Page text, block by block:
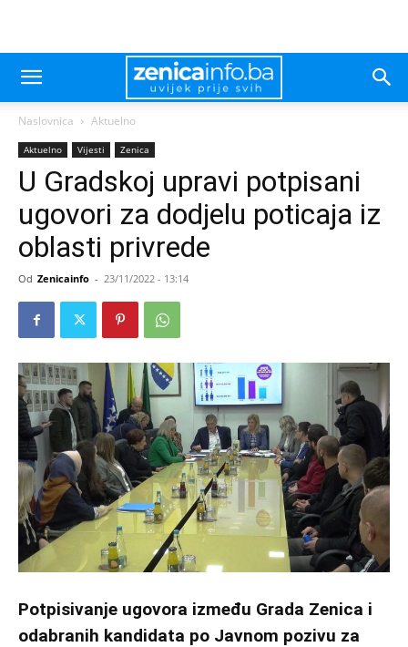
Naslovnica Aktuelno
Aktuelno Vijesti Zenica
U Gradskoj upravi potpisani
ugovori za dodjelu poticaja iz
oblasti privrede
Od Zenicainfo - 23/11/2022 - 13:14
Potpisivanje ugovora između Grada Zenica i
odabranih kandidata po Javnom pozivu za